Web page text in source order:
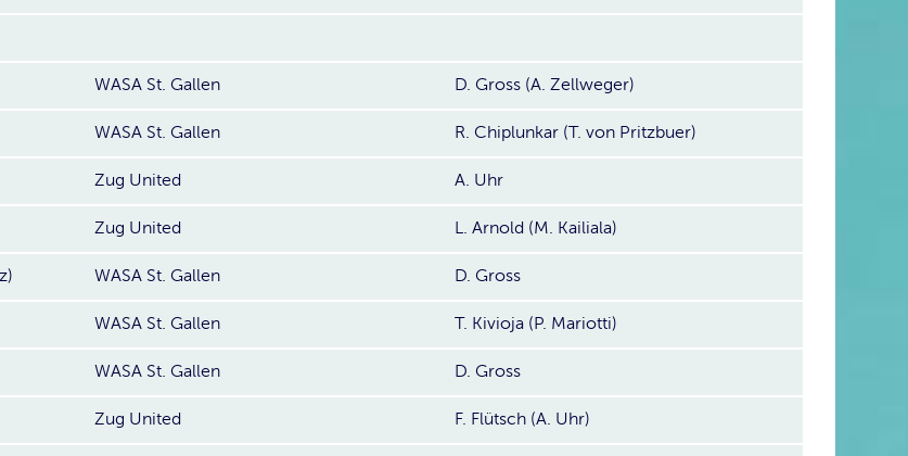
WASA St. Gallen D. Gross (A. Zellweger)
WASA St. Gallen R. Chiplunkar (T. von Pritzbuer)
Zug United A. Uhr
Zug United L. Arnold (M. Kailiala)
WASA St. Gallen D. Gross
WASA St. Gallen T. Kivioja (P. Mariotti)
WASA St. Gallen D. Gross
Zug United F. Flütsch (A. Uhr)